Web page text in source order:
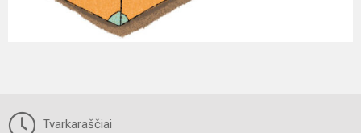
Tvarkaraščiai